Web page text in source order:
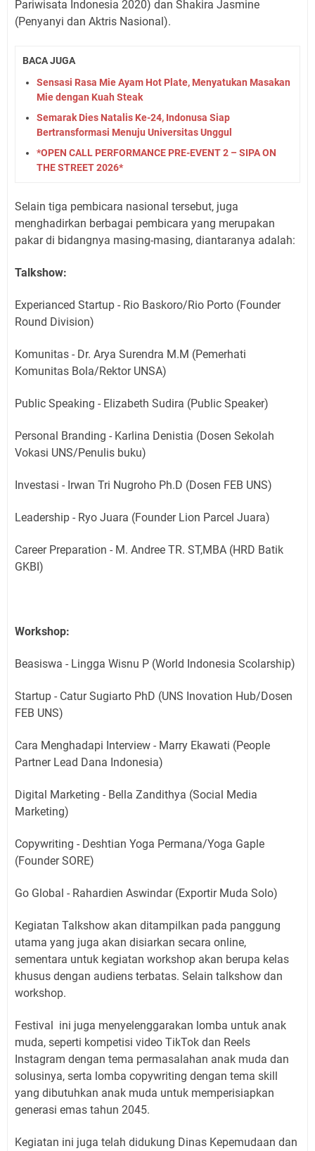
Pariwisata Indonesia 2020) dan Shakira Jasmine
(Penyanyi dan Aktris Nasional).
BACA JUGA
Sensasi Rasa Mie Ayam Hot Plate, Menyatukan Masakan
Mie dengan Kuah Steak
Semarak Dies Natalis Ke-24, Indonusa Siap
Bertransformasi Menuju Universitas Unggul
*OPEN CALL PERFORMANCE PRE-EVENT 2 – SIPA ON
THE STREET 2026*
Selain tiga pembicara nasional tersebut, juga
menghadirkan berbagai pembicara yang merupakan
pakar di bidangnya masing-masing, diantaranya adalah:
Talkshow:
Experianced Startup - Rio Baskoro/Rio Porto (Founder
Round Division)
Komunitas - Dr. Arya Surendra M.M (Pemerhati
Komunitas Bola/Rektor UNSA)
Public Speaking - Elizabeth Sudira (Public Speaker)
Personal Branding - Karlina Denistia (Dosen Sekolah
Vokasi UNS/Penulis buku)
Investasi - Irwan Tri Nugroho Ph.D (Dosen FEB UNS)
Leadership - Ryo Juara (Founder Lion Parcel Juara)
Career Preparation - M. Andree TR. ST,MBA (HRD Batik
GKBI)
Workshop:
Beasiswa - Lingga Wisnu P (World Indonesia Scolarship)
Startup - Catur Sugiarto PhD (UNS Inovation Hub/Dosen
FEB UNS)
Cara Menghadapi Interview - Marry Ekawati (People
Partner Lead Dana Indonesia)
Digital Marketing - Bella Zandithya (Social Media
Marketing)
Copywriting - Deshtian Yoga Permana/Yoga Gaple
(Founder SORE)
Go Global - Rahardien Aswindar (Exportir Muda Solo)
Kegiatan Talkshow akan ditampilkan pada panggung
utama yang juga akan disiarkan secara online,
sementara untuk kegiatan workshop akan berupa kelas
khusus dengan audiens terbatas. Selain talkshow dan
workshop.
Festival ini juga menyelenggarakan lomba untuk anak
muda, seperti kompetisi video TikTok dan Reels
Instagram dengan tema permasalahan anak muda dan
solusinya, serta lomba copywriting dengan tema skill
yang dibutuhkan anak muda untuk memperisiapkan
generasi emas tahun 2045.
Kegiatan ini juga telah didukung Dinas Kepemudaan dan